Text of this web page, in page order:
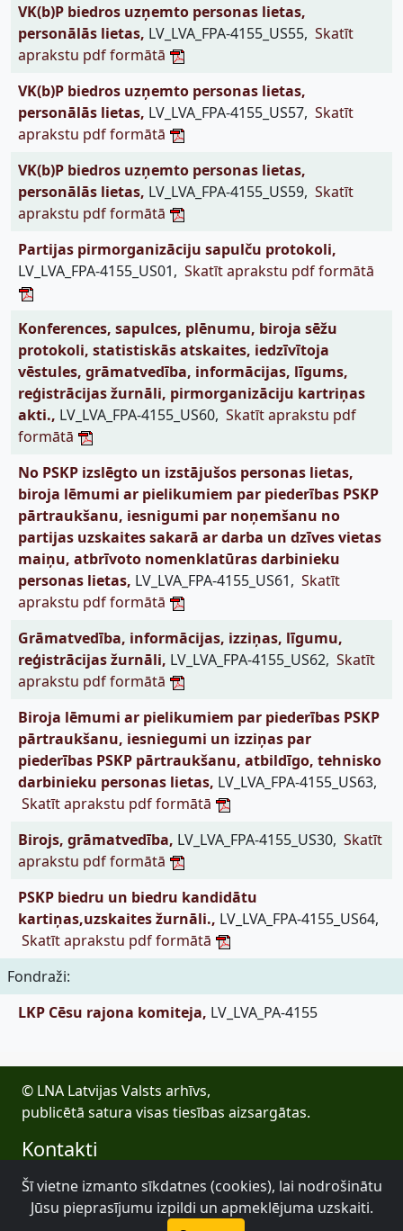
VK(b)P biedros uzņemto personas lietas,
personālās lietas, LV_LVA_FPA-4155_US55, Skatīt
aprakstu pdf formātā
VK(b)P biedros uzņemto personas lietas,
personālās lietas, LV_LVA_FPA-4155_US57, Skatīt
aprakstu pdf formātā
VK(b)P biedros uzņemto personas lietas,
personālās lietas, LV_LVA_FPA-4155_US59, Skatīt
aprakstu pdf formātā
Partijas pirmorganizāciju sapulču protokoli,
LV_LVA_FPA-4155_US01, Skatīt aprakstu pdf formātā
Konferences, sapulces, plēnumu, biroja sēžu
protokoli, statistiskās atskaites, iedzīvītoja
vēstules, grāmatvedība, informācijas, līgums,
reģistrācijas žurnāli, pirmorganizāciju kartriņas
akti., LV_LVA_FPA-4155_US60, Skatīt aprakstu pdf
formātā
No PSKP izslēgto un izstājušos personas lietas,
biroja lēmumi ar pielikumiem par piederības PSKP
pārtraukšanu, iesnigumi par noņemšanu no
partijas uzskaites sakarā ar darba un dzīves vietas
maiņu, atbrīvoto nomenklatūras darbinieku
personas lietas, LV_LVA_FPA-4155_US61, Skatīt
aprakstu pdf formātā
Grāmatvedība, informācijas, izziņas, līgumu,
reģistrācijas žurnāli, LV_LVA_FPA-4155_US62, Skatīt
aprakstu pdf formātā
Biroja lēmumi ar pielikumiem par piederības PSKP
pārtraukšanu, iesniegumi un izziņas par
piederības PSKP pārtraukšanu, atbildīgo, tehnisko
darbinieku personas lietas, LV_LVA_FPA-4155_US63,
Skatīt aprakstu pdf formātā
Birojs, grāmatvedība, LV_LVA_FPA-4155_US30, Skatīt
aprakstu pdf formātā
PSKP biedru un biedru kandidātu
kartiņas,uzskaites žurnāli., LV_LVA_FPA-4155_US64,
Skatīt aprakstu pdf formātā
Fondraži:
LKP Cēsu rajona komiteja, LV_LVA_PA-4155
© LNA Latvijas Valsts arhīvs,
publicētā satura visas tiesības aizsargātas.
Kontakti
E-pasts: lva@arhivi.gov.lv
Tālrunis: +371 20027447
Bezdelīgu 1A, Rīga
Šī vietne izmanto sīkdatnes (cookies), lai nodrošinātu
Jūsu pieprasījumu izpildi un apmeklējuma uzskaiti.